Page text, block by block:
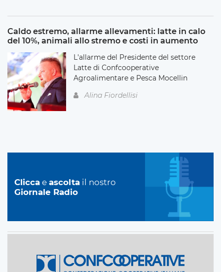
Caldo estremo, allarme allevamenti: latte in calo
del 10%, animali allo stremo e costi in aumento
L'allarme del Presidente del settore
Latte di Confcooperative
Agroalimentare e Pesca Mocellin
Alina Fiordellisi
Clicca e ascolta il nostro
Giornale Radio